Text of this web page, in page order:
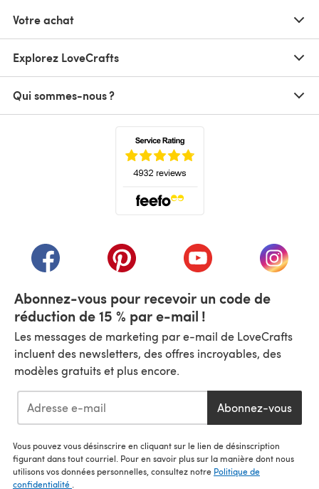
Votre achat
Explorez LoveCrafts
Qui sommes-nous ?
(s'ouvre dans un nouvel onglet)
(s'ouvre dans un nouvel onglet)
(s'ouvre dans un(s'ouvre
Abonnez-vous pour recevoir un code de
réduction de 15 % par e-mail !
Les messages de marketing par e-mail de LoveCrafts
incluent des newsletters, des offres incroyables, des
modèles gratuits et plus encore.
Abonnez-vous
Vous pouvez vous désinscrire en cliquant sur le lien de désinscription
figurant dans tout courriel. Pour en savoir plus sur la manière dont nous
utilisons vos données personnelles, consultez notre Politique de
confidentialité